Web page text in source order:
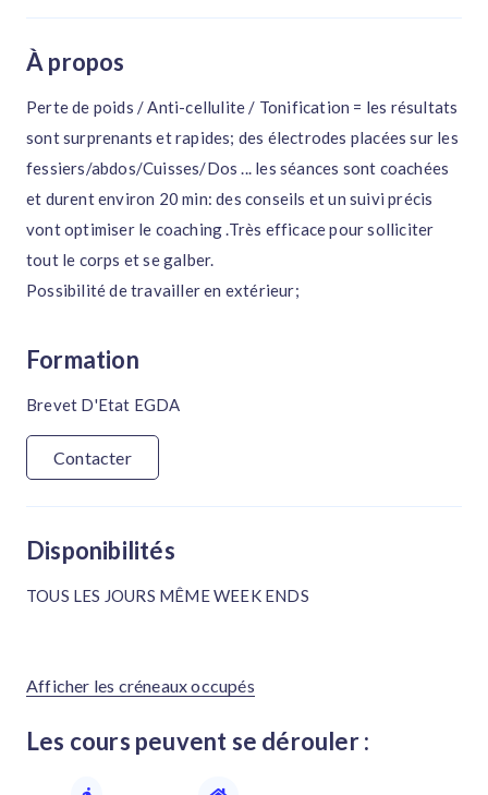
À propos
Perte de poids / Anti-cellulite / Tonification = les résultats
sont surprenants et rapides; des électrodes placées sur les
fessiers/abdos/Cuisses/Dos ... les séances sont coachées
et durent environ 20 min: des conseils et un suivi précis
vont optimiser le coaching .Très efficace pour solliciter
tout le corps et se galber.
Possibilité de travailler en extérieur;
Formation
Brevet D'Etat EGDA
Contacter
Disponibilités
TOUS LES JOURS MÊME WEEK ENDS
Afficher les créneaux occupés
Les cours peuvent se dérouler :